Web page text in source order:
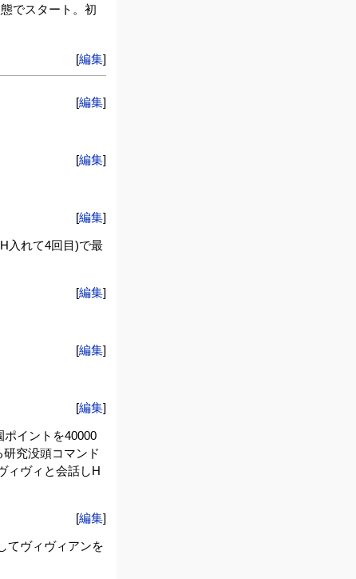
でスタート。初
[編集]
[編集]
[編集]
[編集]
入れて4回目)で最
[編集]
[編集]
[編集]
イントを40000
究没頭コマンド
ィヴィと会話しH
[編集]
てヴィヴィアンを